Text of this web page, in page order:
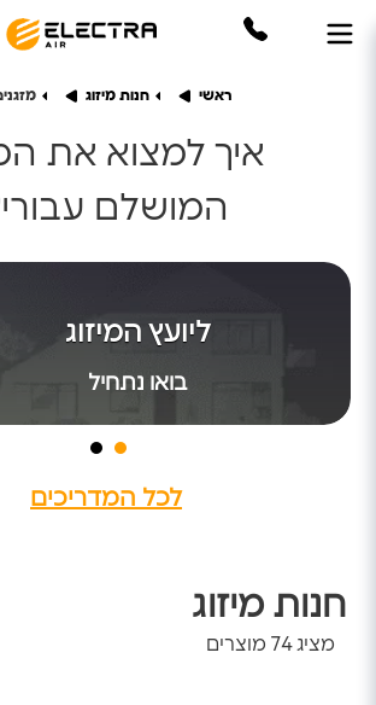
ראשי חנות מיזוג
איך למצוא את
המושלם
ליועץ המיזוג
בואו נתחיל
לכל המדריכים
חנות מיזוג
מציג74 מוצרים